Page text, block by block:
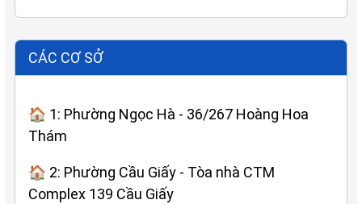
CÁC CƠ SỞ
🏠 1: Phường Ngọc Hà - 36/267 Hoàng Hoa
Thám
🏠 2: Phường Cầu Giấy - Tòa nhà CTM
Complex 139 Cầu Giấy